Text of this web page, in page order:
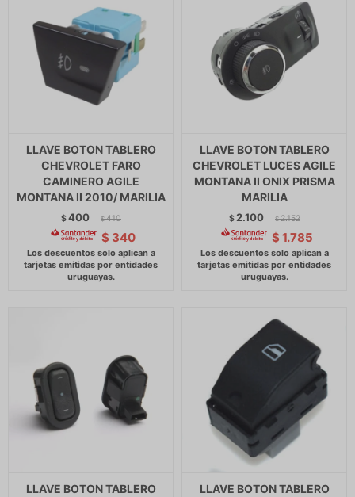
LLAVE BOTON TABLERO
CHEVROLET FARO
CAMINERO AGILE
MONTANA II 2010/ MARILIA
$400 $ 410
$ 340
LLAVE BOTON TABLERO
CHEVROLET LUCES AGILE
MONTANA II ONIX PRISMA
MARILIA
$ 2.100 $ 2.152
$ 1.785
LLAVE BOTON TABLERO
LLAVE BOTON TABLERO